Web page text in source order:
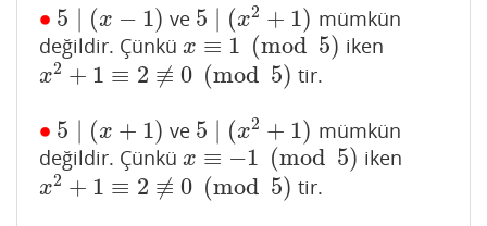
∙
∙ 5 ∣ (x − 1)
5 x−1 ve 5 ∣ (x2 + 1)
5∣ x2+1 )
mümkün
değildir. Çünkü x ≡ 1 (mod 5)
x≡ 1( mod5) iken
x2 + 1 ≡ 2 ≢ 0 (mod 5)
x2+1≡ 2 ≢0 (mod5 tir.
∙
∙ 5 ∣ (x + 1)
5 x+1 ) ve 5 ∣ (x2 + 1)
5∣ x2+1 )
mümkün
değildir. Çünkü x ≡ −1 (mod 5)
x≡ −1 (mod5) iken
x2 + 1 ≡ 2 ≢ 0 (mod 5)
x2+1≡ 2 ≢0 (mod5 tir.